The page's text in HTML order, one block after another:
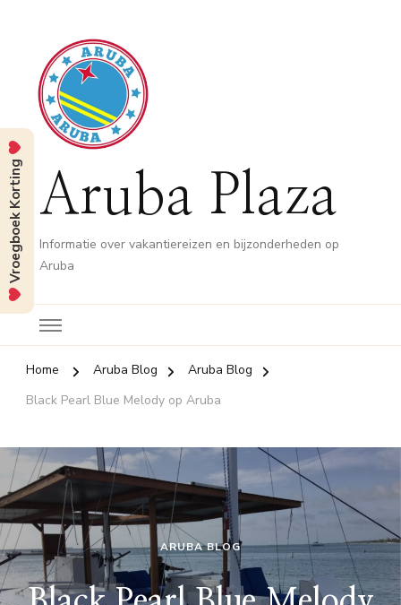
Aruba Plaza
Informatie over vakantiereizen en bijzonderheden op
Aruba
Home Aruba Blog
Aruba Blog
Black Pearl Blue Melody op Aruba
ARUBA BLOG
Vroegboek Korting